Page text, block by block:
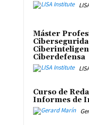
Máster
Ciberdefensa
Curso de
Informes de